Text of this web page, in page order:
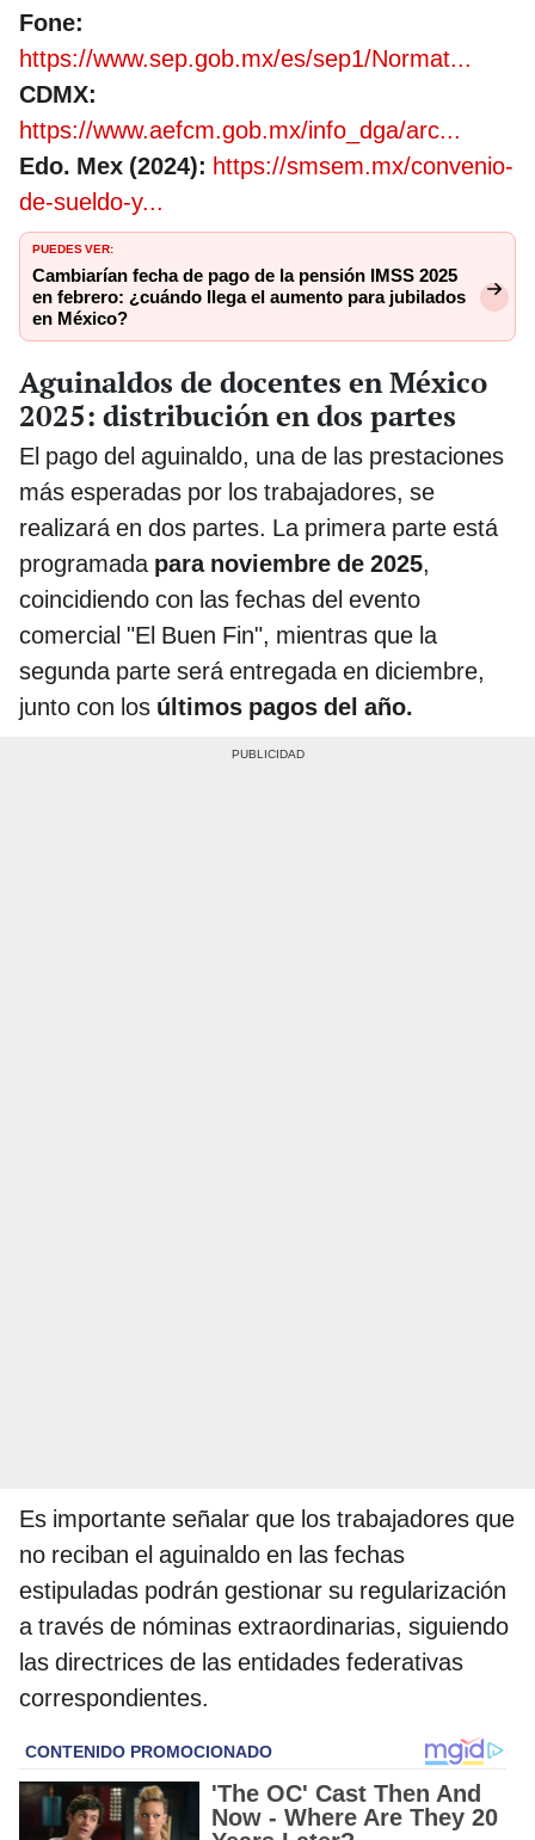
Fone:
https://www.sep.gob.mx/es/sep1/Normat...
CDMX:
https://www.aefcm.gob.mx/info_dga/arc...
Edo. Mex (2024): https://smsem.mx/convenio-
de-sueldo-y...
PUEDES VER:
Cambiarían fecha de pago de la pensión IMSS 2025
en febrero: ¿cuándo llega el aumento para jubilados
en México?
Aguinaldos de docentes en México
2025: distribución en dos partes
El pago del aguinaldo, una de las prestaciones
más esperadas por los trabajadores, se
realizará en dos partes. La primera parte está
programada para noviembre de 2025,
coincidiendo con las fechas del evento
comercial "El Buen Fin", mientras que la
segunda parte será entregada en diciembre,
junto con los últimos pagos del año.
Es importante señalar que los trabajadores que
no reciban el aguinaldo en las fechas
estipuladas podrán gestionar su regularización
a través de nóminas extraordinarias, siguiendo
las directrices de las entidades federativas
correspondientes.